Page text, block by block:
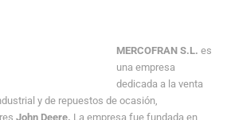
MERCOFRAN S.L. es
una empresa
dedicada a la venta
y de repuestos de ocasión,
John Deere. La empresa fue fundada en